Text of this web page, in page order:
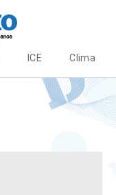
ICE Clima